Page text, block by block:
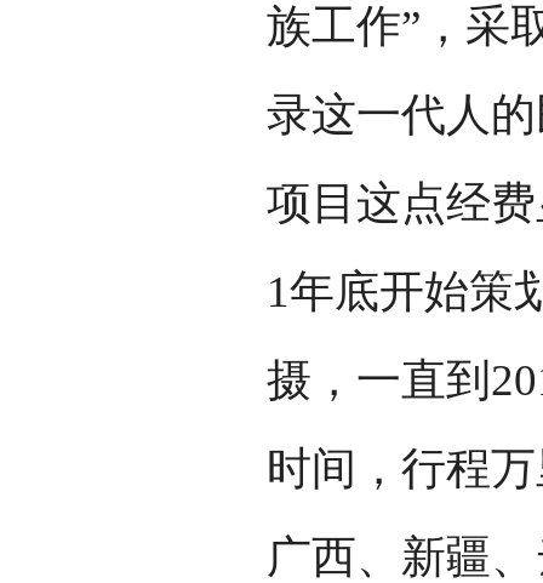
族工作”，采
录这一代人
项目这点经
1年底开始策
摄，一直到
时间，行程
广西、新疆